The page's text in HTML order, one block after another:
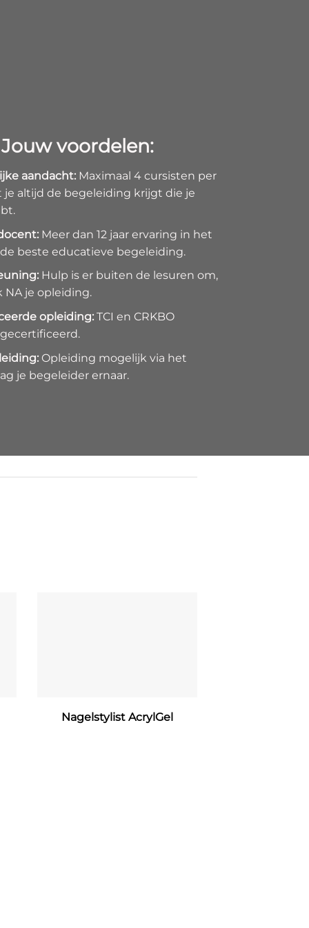
Jouw voordelen:
aandacht:Maximaal 4 cursisten per
je altijd de begeleiding krijgt die je
Meer dan 12 jaar ervaring in het
beste educatieve begeleiding.
Hulp is er buiten de lesuren om,
NA je opleiding.
opleiding:TCI en CRKBO
Opleiding mogelijk via het
je begeleider ernaar.
Nagelstylist AcrylGel